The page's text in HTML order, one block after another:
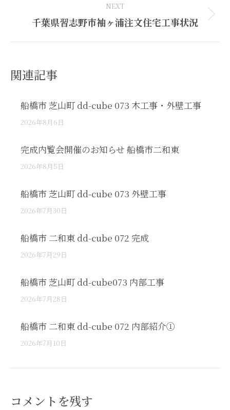
NEXT
Next
千葉県習志野市袖ヶ浦注文住宅工事状況
関連記事
船橋市 芝山町 dd-cube 073 木工事・外壁工事
2026年8月6日
完成内覧会開催のお知らせ 船橋市二和東
2026年8月5日
船橋市 芝山町 dd-cube 073 外壁工事
2026年7月30日
船橋市 二和東 dd-cube 072 完成
2026年7月29日
船橋市 芝山町 dd-cube073 内部工事
2026年7月28日
船橋市 二和東 dd-cube 072 内部紹介①
2026年7月10日
コメントを残す